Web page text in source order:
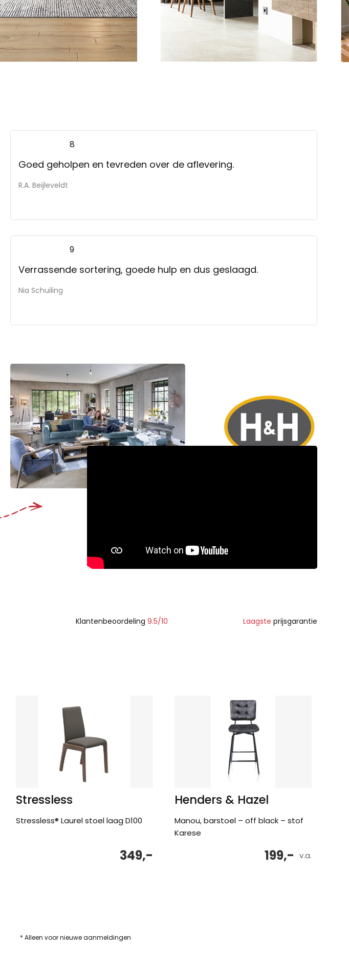
8
Goed geholpen en tevreden over de aflevering.
R.A. Beijleveldt
9
Verrassende sortering, goede hulp en dus geslaagd.
Nia Schuiling
Klantenbeoordeling 9.5/10 Laagste prijsgarantie
Stressless
Stressless® Laurel stoel laag D100
349,-
Henders & Hazel
Manou, barstoel – off black – stof
Karese
v.a.
199,-
* Alleen voor nieuwe aanmeldingen